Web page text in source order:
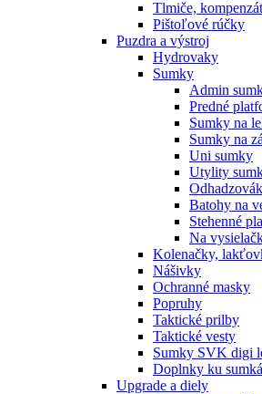
Tlmiče,
Pištoľové rúčky
Puzdra a výstroj
Hydrovaky
Sumky
Admin
Predné
Sumky na
Sumky na
Uni sumky
Utylity
Batohy na
Stehenné
Na
Kolenačky,
Nášivky
Ochranné masky
Popruhy
Taktické prilby
Taktické vesty
Sumky SVK digi
Doplnky ku
Upgrade a diely